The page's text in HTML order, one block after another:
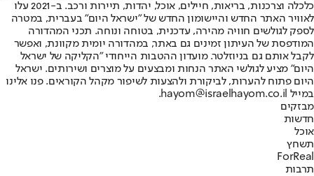
כלכלה וצרכנות, בריאות, חיילים, אוכל, יהדות, תיירות ורכב. ב-2021 עלו
לאוויר האתר החדש והיישומון החדש של "ישראל היום" בעברית, במטרה
לספק לגולשים חוויה מהירה, עדכנית, בטוחה ונוחה. תכני המהדורה
המודפסת של העיתון זמינים גם באתר, במהדורה יומית מקוונת, ואפשר
לקבל אותם גם בניוזלטר. מועדון ההטבות הייחודי "הקליקה של ישראל
היום" מציע לגולשי האתר הנחות ומבצעים על מוצרים ושירותים. ישראל
היום פתוח להערות, לביקורת ולהצעות לשיפור מקהל הקוראים. פנו אלינו
במייל hayom@israelhayom.co.il.
מבזקים
חדשות
אוכל
תשחץ
ForReal
תרבות